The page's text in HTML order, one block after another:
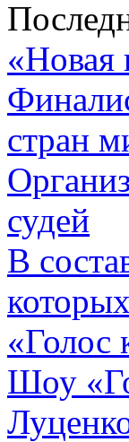
«Новая
стран
судей
В
«Голос
Шоу